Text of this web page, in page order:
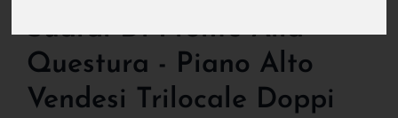
Suardi Di Fronte Alla
Questura - Piano Alto
Vendesi Trilocale Doppi